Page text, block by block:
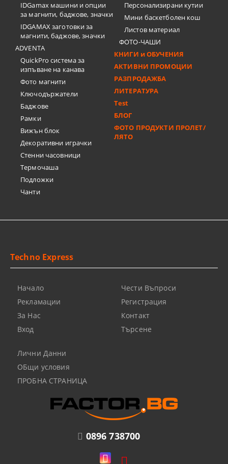
IDGamax машини и опции
за магнити, баджове, значки
IDGAMAX заготовки за
магнити, баджове, значки
ADVENTA
QuickPro система за
изпъване на канава
Фото магнити
Ключодържатели
Баджове
Рамки
Вижън блок
Декоративни играчки
Стенни часовници
Термочашa
Подложки
Чанти
Персонализирани кутии
Мини баскетболен кош
Листов материал
ФОТО-ЧАШИ
КНИГИ и ОБУЧЕНИЯ
АКТИВНИ ПРОМОЦИИ
РАЗПРОДАЖБА
ЛИТЕРАТУРА
Test
БЛОГ
ФОТО ПРОДУКТИ ПРОЛЕТ/
ЛЯТО
0896 738700
Techno Express
Начало
Рекламации
За Нас
Вход
Чести Въпроси
Регистрация
Контакт
Търсене
Лични Данни
ОБщи условия
ПРОБНА СТРАНИЦА